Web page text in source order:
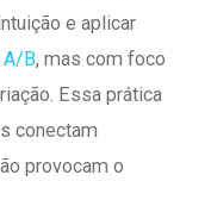
e aplicar
B, mas com foco
Essa prática
conectam
provocam o